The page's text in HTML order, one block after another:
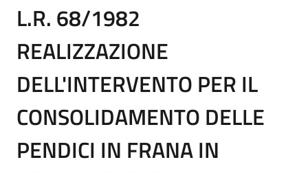
L.R. 68/1982
REALIZZAZIONE
DELL'INTERVENTO PER IL
CONSOLIDAMENTO DELLE
PENDICI IN FRANA IN